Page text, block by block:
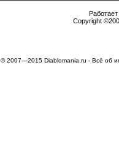
Copyright
© 2007—2015 Diablomania.ru - Всё об